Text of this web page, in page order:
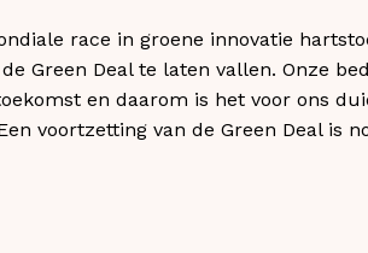
race in groene innovatie
Green Deal te laten vallen. Onze
en daarom is het voor ons
voortzetting van de Green Deal is